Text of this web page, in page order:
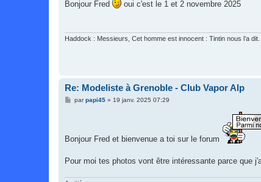
s
Bonjour Fred oui c'est le 1 et 2 novembre 2025
Haddock : Messieurs, Cet homme est innocent : Tintin nous l’a
Re: Modeliste à Grenoble - Club Vapor Alp
M
e
parpapi45» 19 janv. 2025 07:29
Bonjour Fred et bienvenue a toi sur le forum
Pour moi tes photos vont être intéressante parce que